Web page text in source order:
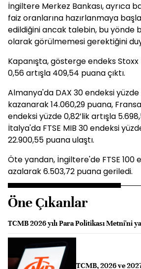
İngiltere Merkez Bankası, ayrıca
faiz oranlarına hazırlanmaya
edildiğini ancak talebin, bu yönde
olarak görülmemesi gerektiğini
Kapanışta, gösterge endeks
0,56 artışla 409,54 puana çıktı.
Almanya'da DAX 30 endeksi yüzde
kazanarak 14.060,29 puana,
endeksi yüzde 0,82’lik artışla
İtalya'da FTSE MIB 30 endeksi
22.900,55 puana ulaştı.
Öte yandan, İngiltere'de FTSE 100
azalarak 6.503,72 puana geriledi.
Öne Çıkanlar
TCMB 2026 yılı Para Politikası Metni'ni
TCMB, 2026 ve